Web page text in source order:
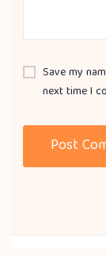
Save my
next time I